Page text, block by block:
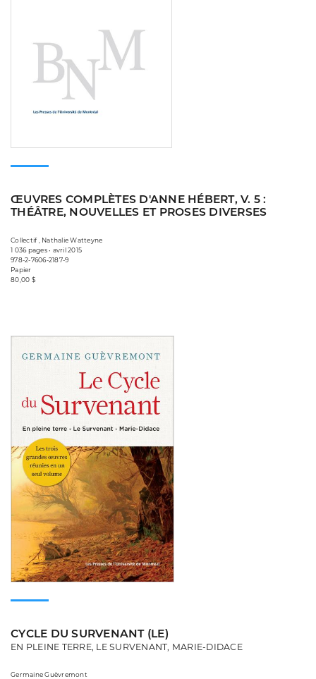
ŒUVRES COMPLÈTES D'ANNE HÉBERT, V. 5 :
THÉÂTRE, NOUVELLES ET PROSES DIVERSES
Collectif , Nathalie Watteyne
1 036 pages • avril 2015
978-2-7606-2187-9
Papier
80,00 $
CYCLE DU SURVENANT (LE)
EN PLEINE TERRE, LE SURVENANT, MARIE-DIDACE
Germaine Guèvremont